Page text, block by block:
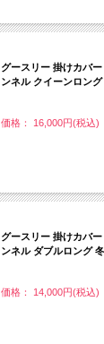
グースリー 掛けカバ
ンネル クイーンロン
価格： 16,000円(税込)
グースリー 掛けカバ
ンネル ダブルロング
価格： 14,000円(税込)